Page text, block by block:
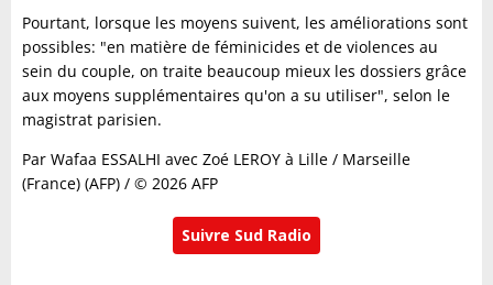
Pourtant, lorsque les moyens suivent, les améliorations sont
possibles: "en matière de féminicides et de violences au
sein du couple, on traite beaucoup mieux les dossiers grâce
aux moyens supplémentaires qu'on a su utiliser", selon le
magistrat parisien.
Par Wafaa ESSALHI avec Zoé LEROY à Lille / Marseille
(France) (AFP) / © 2026 AFP
Suivre Sud Radio